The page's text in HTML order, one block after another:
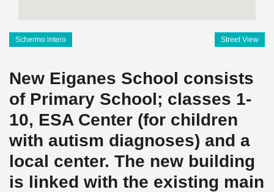
Schermo intero Street View
New Eiganes School consists
of Primary School; classes 1-
10, ESA Center (for children
with autism diagnoses) and a
local center. The new building
is linked with the existing main